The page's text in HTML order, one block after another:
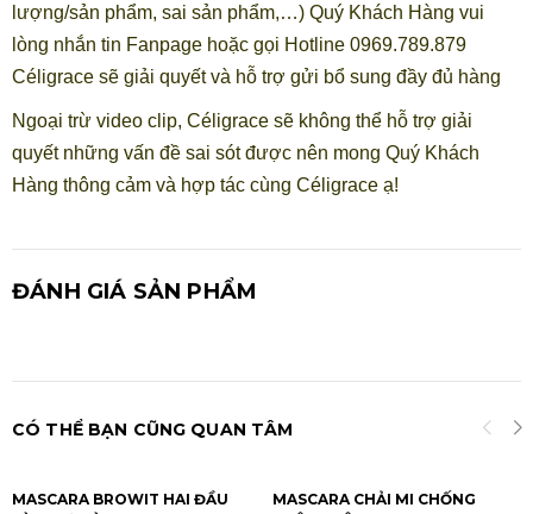
lượng/sản phẩm, sai sản phẩm,…) Quý Khách Hàng vui
lòng nhắn tin Fanpage hoặc gọi Hotline 0969.789.879
Céligrace sẽ giải quyết và hỗ trợ gửi bổ sung đầy đủ hàng
Ngoại trừ video clip, Céligrace sẽ không thể hỗ trợ giải
quyết những vấn đề sai sót được nên mong Quý Khách
Hàng thông cảm và hợp tác cùng Céligrace ạ!
ĐÁNH GIÁ SẢN PHẨM
CÓ THỂ BẠN CŨNG QUAN TÂM
MASCARA BROWIT HAI ĐẦU
MASCARA CHẢI MI CHỐNG